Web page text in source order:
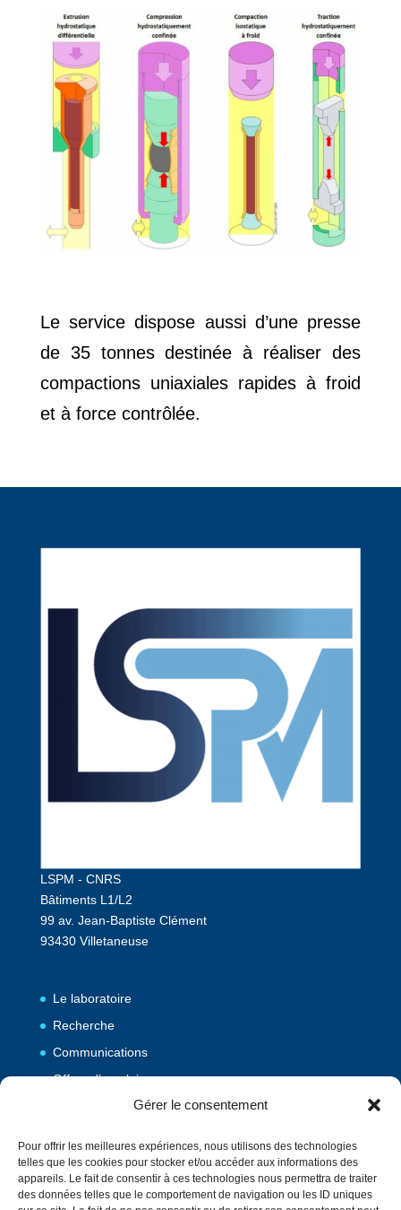
Gérer le consentement
Pour offrir les meilleures expériences, nous utilisons des technologies
telles que les cookies pour stocker et/ou accéder aux informations des
appareils. Le fait de consentir à ces technologies nous permettra de traiter
des données telles que le comportement de navigation ou les ID uniques
Le service dispose aussi d’une presse
de 35 tonnes destinée à réaliser des
compactions uniaxiales rapides à froid
et à force contrôlée.
LSPM - CNRS
Bâtiments L1/L2
99 av. Jean-Baptiste Clément
93430 Villetaneuse
Le laboratoire
Recherche
Communications
Offres d’emploi
Publications
Vulgarisation
Evènements